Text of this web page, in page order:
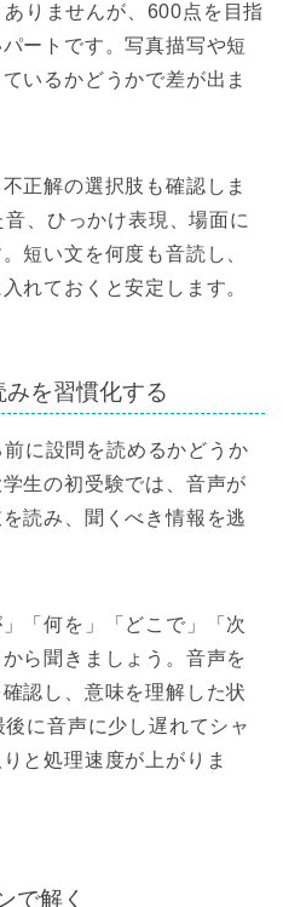
りませんが、600点を目指
ートです。写真描写や短
いるかどうかで差が出ま
正解の選択肢も確認しま
、ひっかけ表現、場面に
短い文を何度も音読し、
れておくと安定します。
を習慣化する
に設問を読めるかどうか
生の初受験では、音声が
読み、聞くべき情報を逃
「何を」「どこで」「次
ら聞きましょう。音声を
認し、意味を理解した状
に音声に少し遅れてシャ
と処理速度が上がりま
で解く